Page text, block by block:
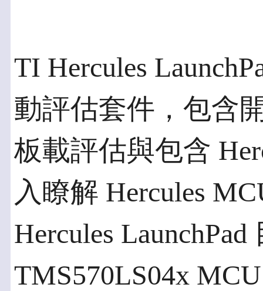
TI Hercules
動評估套件，包含
板載評估與包含
入瞭解 Hercules
Hercules
TMS570LS04x